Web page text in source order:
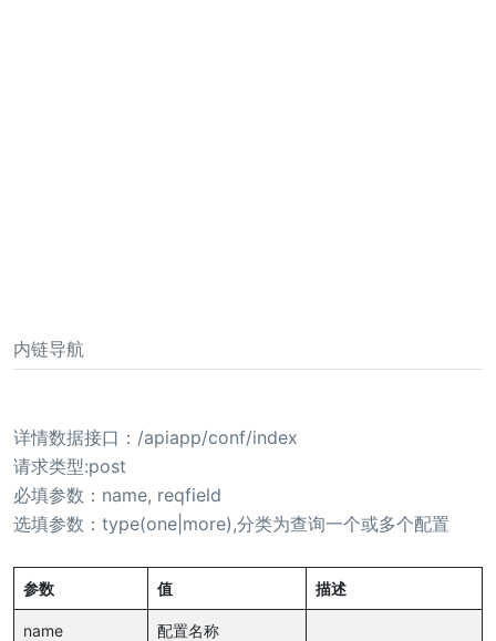
内链导航
详情数据接口：/apiapp/conf/index
请求类型:post
必填参数：name, reqfield
选填参数：type(one|more),分类为查询一个或多个配置
参数 值 描述
name 配置名称